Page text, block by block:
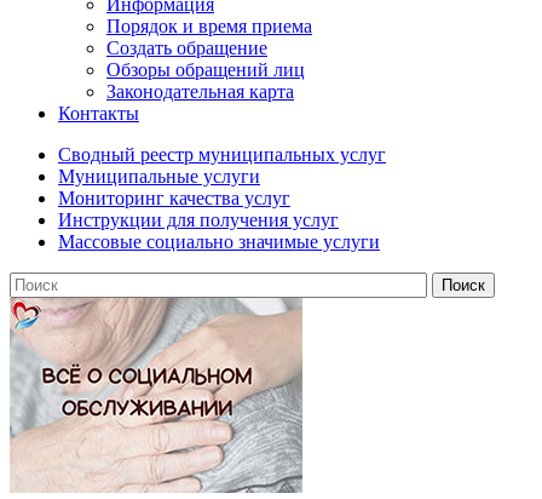
Информация
Порядок и время приема
Создать обращение
Обзоры обращений лиц
Законодательная карта
Контакты
Сводный реестр муниципальных услуг
Муниципальные услуги
Мониторинг качества услуг
Инструкции для получения услуг
Массовые социально значимые услуги